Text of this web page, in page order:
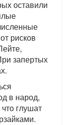
оставили
рисков
запертых
в народ,
глушат